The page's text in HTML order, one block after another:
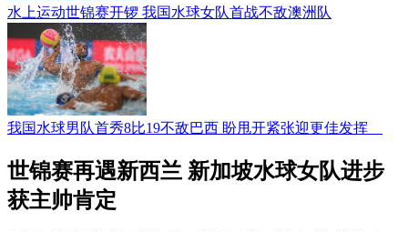
水上运动世锦赛开锣 我国水球女队首战不敌澳洲队
我国水球男队首秀8比19不敌巴西 盼甩开紧张迎更佳发挥
世锦赛再遇新西兰 新加坡水球女队进步
获主帅肯定